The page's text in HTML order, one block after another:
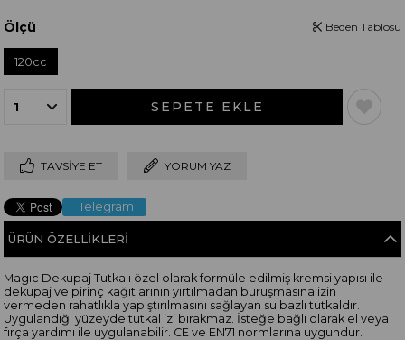
Ölçü
120cc
Beden Tablosu
TAVSIYE ET YORUM YAZ
Telegram
ÜRÜN ÖZELLIKLERI
Magıc Dekupaj Tutkalı özel olarak formüle edilmiş kremsi yapısı ile
dekupaj ve pirinç kağıtlarının yırtılmadan buruşmasına izin
vermeden rahatlıkla yapıştırılmasını sağlayan su bazlı tutkaldır.
Uygulandığı yüzeyde tutkal izi bırakmaz. İsteğe bağlı olarak el veya
fırça yardımı ile uygulanabilir. CE ve EN71 normlarına uygundur.